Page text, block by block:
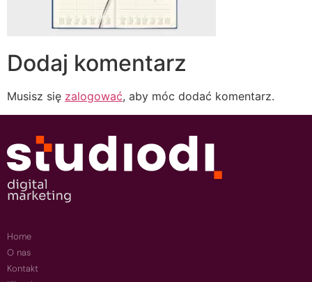
Dodaj komentarz
Musisz się zalogować, aby móc dodać komentarz.
Home
O nas
Kontakt